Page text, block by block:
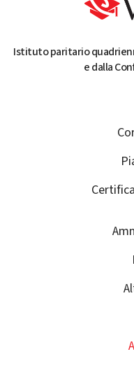
Istituto paritario
e dalla